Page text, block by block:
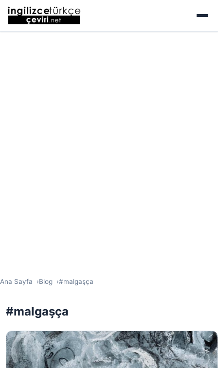
Ana Sayfa Blog #malgaşça
#malgaşça